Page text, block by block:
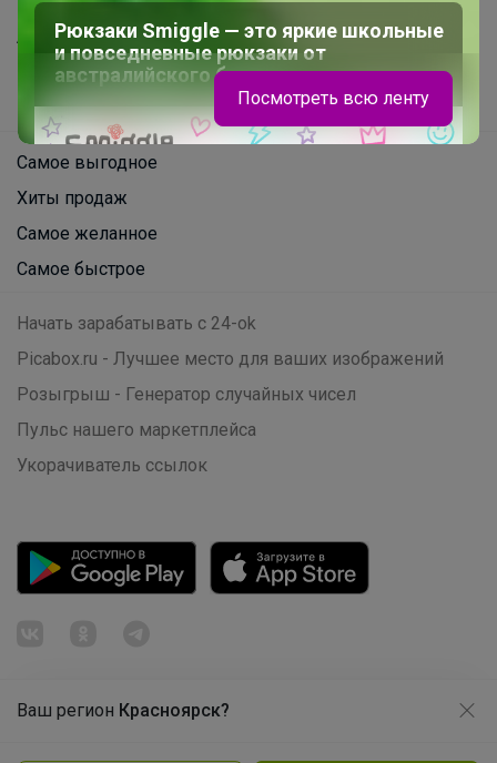
Ваш регион Красноярск?
Анонсы
Новости
Поддержка альпак
Самое выгодное
Хиты продаж
Самое желанное
Самое быстрое
Начать зарабатывать с 24-ok
Picabox.ru - Лучшее место для ваших изображений
Розыгрыш - Генератор случайных чисел
Пульс нашего маркетплейса
Укорачиватель ссылок
Рюкзаки Smiggle — это яркие школьные
и повседневные рюкзаки от
австралийского бренда
Эмилия!
Стильные школьные рюкзаки и
аксессуары, которые точно выделят
среди остальных — по приятным ценам
Посмотреть всю ленту
Продолжая использовать этот сайт и нажимая кнопку